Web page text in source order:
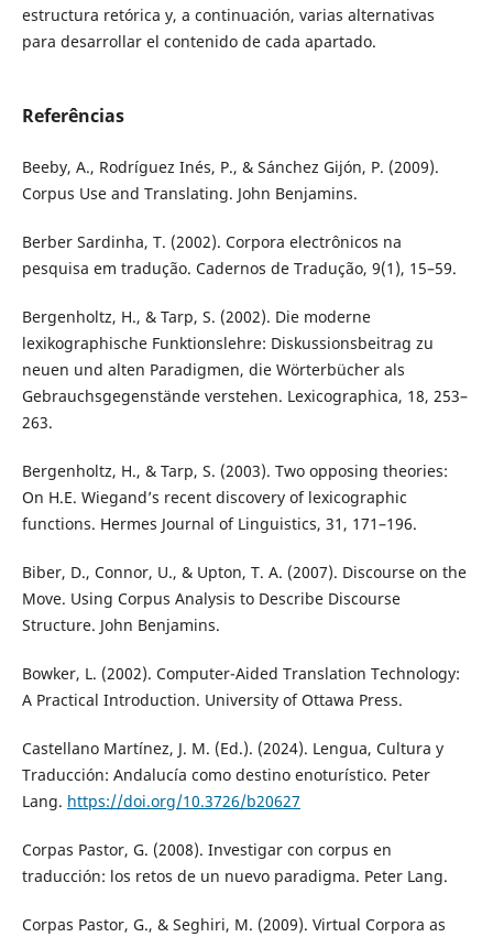
estructura retórica y, a continuación, varias alternativas
para desarrollar el contenido de cada apartado.
Referências
Beeby, A., Rodríguez Inés, P., & Sánchez Gijón, P. (2009).
Corpus Use and Translating. John Benjamins.
Berber Sardinha, T. (2002). Corpora electrônicos na
pesquisa em tradução. Cadernos de Tradução, 9(1), 15–59.
Bergenholtz, H., & Tarp, S. (2002). Die moderne
lexikographische Funktionslehre: Diskussionsbeitrag zu
neuen und alten Paradigmen, die Wörterbücher als
Gebrauchsgegenstände verstehen. Lexicographica, 18, 253–
263.
Bergenholtz, H., & Tarp, S. (2003). Two opposing theories:
On H.E. Wiegand’s recent discovery of lexicographic
functions. Hermes Journal of Linguistics, 31, 171–196.
Biber, D., Connor, U., & Upton, T. A. (2007). Discourse on the
Move. Using Corpus Analysis to Describe Discourse
Structure. John Benjamins.
Bowker, L. (2002). Computer-Aided Translation Technology:
A Practical Introduction. University of Ottawa Press.
Castellano Martínez, J. M. (Ed.). (2024). Lengua, Cultura y
Traducción: Andalucía como destino enoturístico. Peter
Lang. https://doi.org/10.3726/b20627
Corpas Pastor, G. (2008). Investigar con corpus en
traducción: los retos de un nuevo paradigma. Peter Lang.
Corpas Pastor, G., & Seghiri, M. (2009). Virtual Corpora as